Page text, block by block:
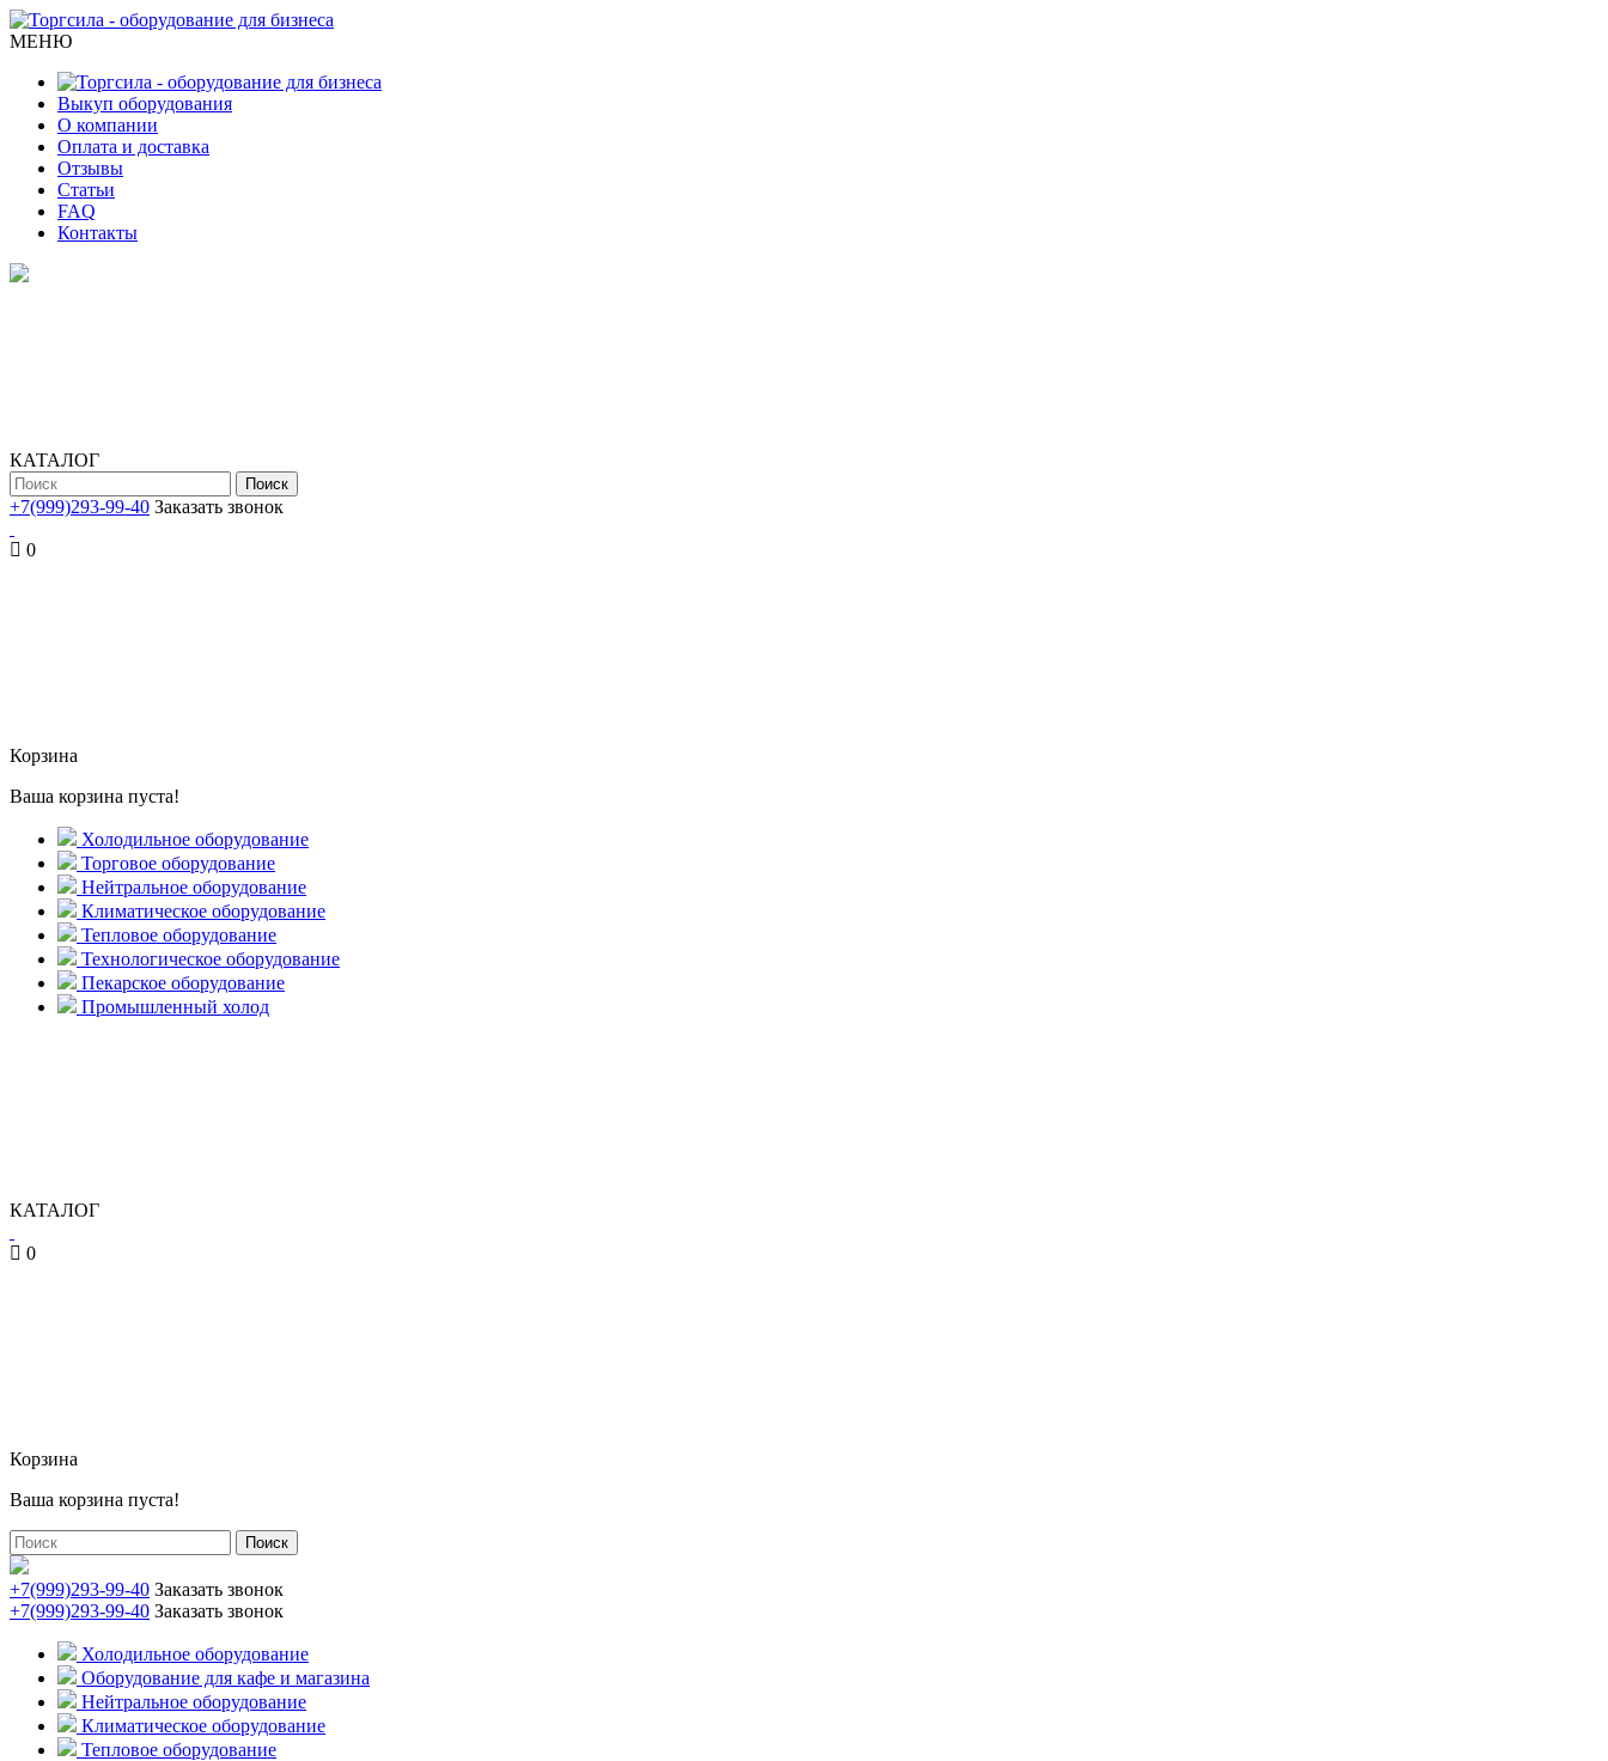
МЕНЮ
Выкуп оборудования
О компании
Оплата и доставка
Отзывы
Статьи
FAQ
Контакты
КАТАЛОГ
Поиск
+7(999)293-99-40 Заказать звонок
0
Корзина
Ваша корзина пуста!
Холодильное оборудование
Торговое оборудование
Нейтральное оборудование
Климатическое оборудование
Тепловое оборудование
Технологическое оборудование
Пекарское оборудование
Промышленный холод
КАТАЛОГ
0
Корзина
Ваша корзина пуста!
Поиск
+7(999)293-99-40 Заказать звонок
+7(999)293-99-40 Заказать звонок
Холодильное оборудование
Оборудование для кафе и магазина
Нейтральное оборудование
Климатическое оборудование
Тепловое оборудование